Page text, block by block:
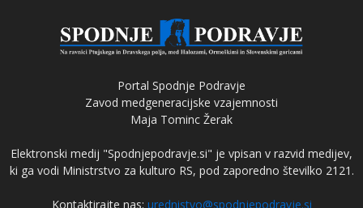
Portal Spodnje Podravje
Zavod medgeneracijske vzajemnosti
Maja Tominc Žerak
Elektronski medij "Spodnjepodravje.si" je vpisan v razvid medijev,
ki ga vodi Ministrstvo za kulturo RS, pod zaporedno številko 2121.
Kontaktirajte nas: urednistvo@spodnjepodravje.si